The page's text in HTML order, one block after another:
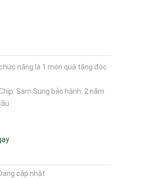
năng là 1 món quà tặng độc
Sam Sung bảo hành: 2 năm
cập nhật